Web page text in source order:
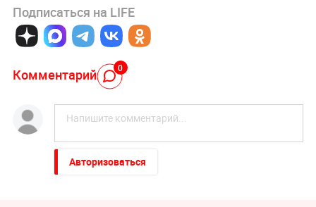
Подписаться на LIFE
Комментарий 0
Авторизоваться